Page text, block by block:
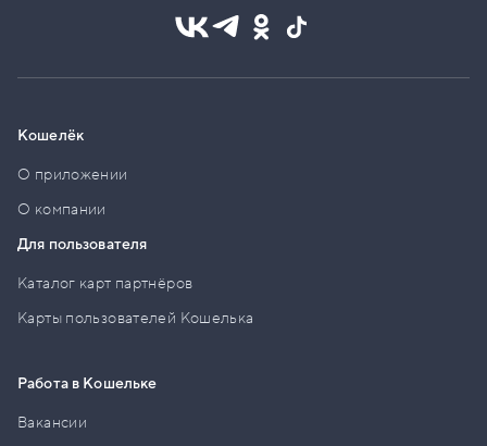
Кошелёк
О приложении
О компании
Для пользователя
Каталог карт партнёров
Карты пользователей Кошелька
Работа в Кошельке
Вакансии